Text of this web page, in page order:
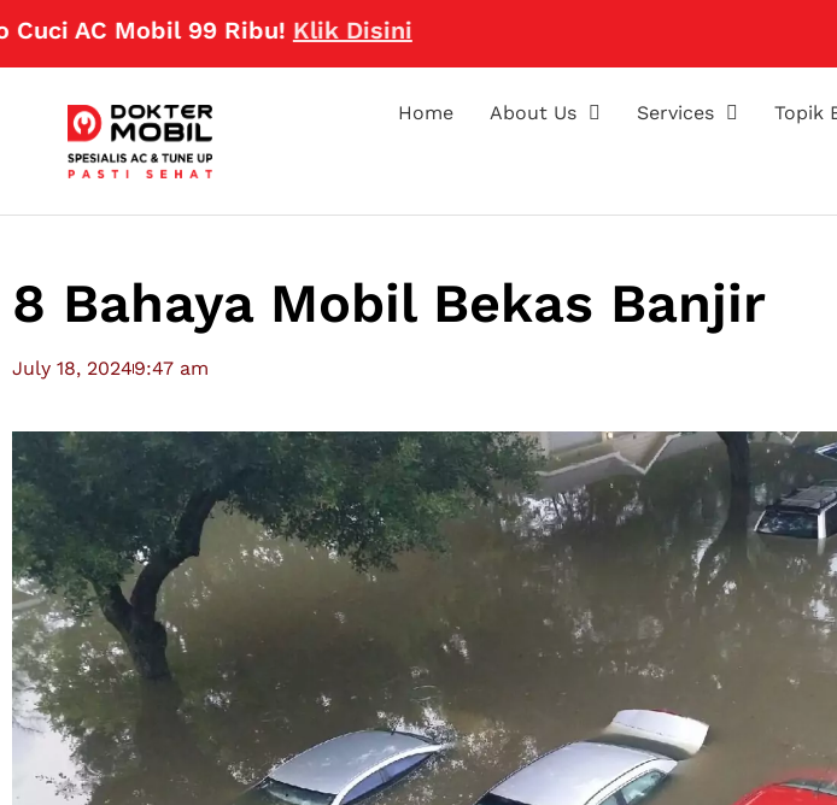
Mobil 99 Ribu!Klik Disini
Home About Us Services Topik
8 Bahaya Mobil Bekas Banjir
July 18, 20249:47 am